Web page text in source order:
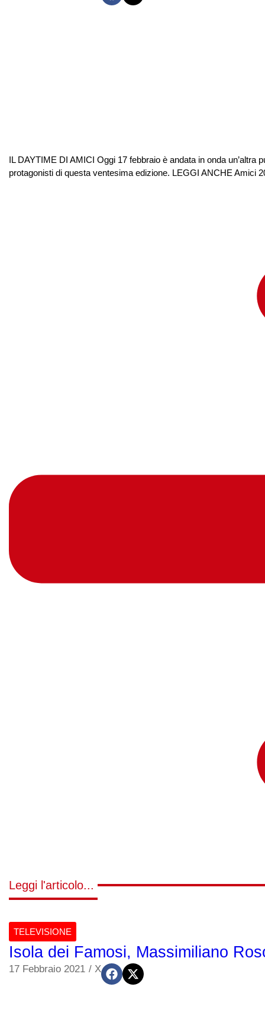
IL DAYTIME DI AMICI Oggi 17 febbraio è andata in onda un’altra
protagonisti di questa ventesima edizione. LEGGI ANCHE Amici
Leggi l'articolo...
TELEVISIONE
Isola dei Famosi, Massimiliano
17 Febbraio 2021 / X